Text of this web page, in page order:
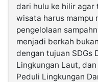
dari hulu ke hilir agar
wisata harus mampu
pengelolaan
menjadi berkah
dengan tujuan SDGs
Lingkungan Laut, dan
Peduli Lingkungan